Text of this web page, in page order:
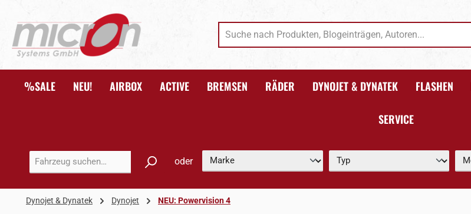
Zur Hauptnavigation springen
%SALE NEU! AIRBOX ACTIVE BREMSEN RÄDER DYNOJET & DYNATEK FLASHEN
SERVICE
oder
Dynojet & Dynatek Dynojet NEU: Powervision 4